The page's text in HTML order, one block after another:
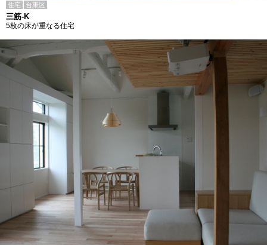
住宅 台東区
三筋-K
5枚の床が重なる住宅